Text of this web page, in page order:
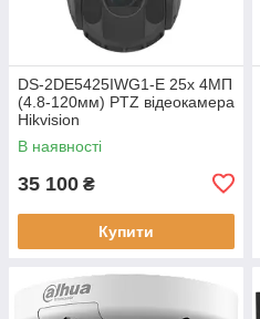
DS-2DE5425IWG1-E 25х 4МП
(4.8-120мм) PTZ відеокамера
Hikvision
В наявності
35 100 ₴
Купити